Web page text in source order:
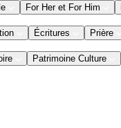
For Her et For Him
Écritures Prière
Patrimoine Culture